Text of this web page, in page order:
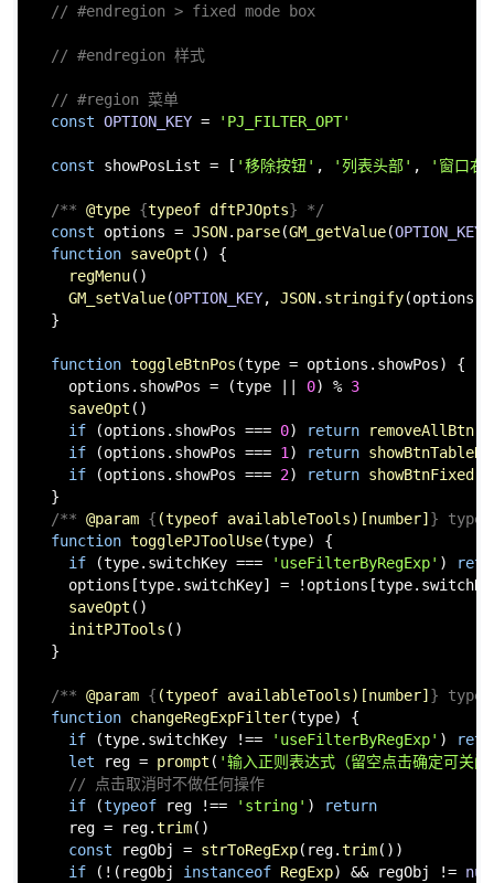
// #endregion > fixed mode box
// #endregion 样式
// #region 菜单
const OPTION_KEY = 'PJ_FILTER_OPT'
const showPosList = [ '移除按钮' , '列表头部' , '窗口右
/** @type {typeof dftPJOpts} */
const options = JSON. parse(GM_getValue(OPTION_KEY
function saveOpt ( ) {
regMenu()
GM_setValue(OPTION_KEY, JSON. stringify(options))
}
function toggleBtnPos (type = options.showPos) {
options. showPos = (type || 0) % 3
saveOpt ()
if (options. showPos === 0) return removeAllBtn
if (options. showPos === 1) return
if (options. showPos === 2) return showBtnFixed
}
/** @param { (typeof availableTools)[number] } type
function togglePJToolUse(type) {
if (type. switchKey === 'useFilterByRegExp' )
options[type. switchKey] = !options[type.
saveOpt ()
initPJTools ()
}
/** @param { (typeof availableTools)[number] } type
function changeRegExpFilter(type) {
if (type. switchKey !== 'useFilterByRegExp' )
let reg = prompt ( '输入正则表达式（留空点击确定可关
// 点击取消时不做任何操作
if (typeof reg !== 'string' )
return
reg = reg.trim()
const regObj = strToRegExp(reg.trim())
if (!(regObj instanceof RegExp) && regObj !=